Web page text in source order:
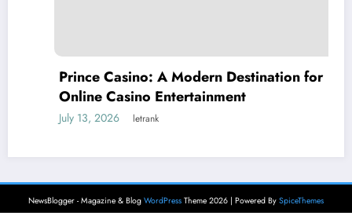
Prince Casino: A Modern Destination for
Online Casino Entertainment
July 13, 2026 letrank
NewsBlogger - Magazine & Blog WordPress Theme 2026 | Powered By SpiceThemes